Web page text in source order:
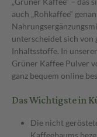
auch „Rohkaffee“
unterscheidet sich von
Inhaltsstoffe. In
Grüner Kaffee Pulver
ganz bequem online
Das Wichtigste in
Die nicht
Kaffeebaums